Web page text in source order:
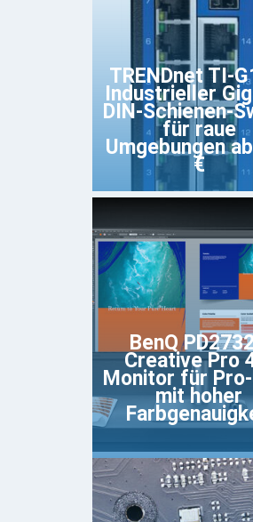
TRENDnet TI-
Industrieller
DIN-Schienen-
für raue
Umgebungen
€
BenQ
Creative Pro
Monitor für
mit hoher